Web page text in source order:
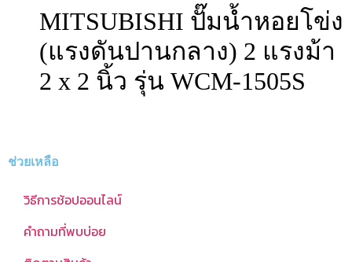
MITSUBISHI ปั๊มน้ำหอยโข่ง
(แรงดันปานกลาง) 2 แรงม้า
2 x 2 นิ้ว รุ่น WCM-1505S
ช่วยเหลือ
วิธีการช้อปออนไลน์
คำถามที่พบบ่อย